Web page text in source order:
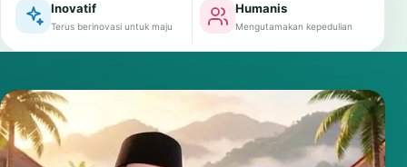
Inovatif
Terus berinovasi untuk maju
Humanis
Mengutamakan kepedulian